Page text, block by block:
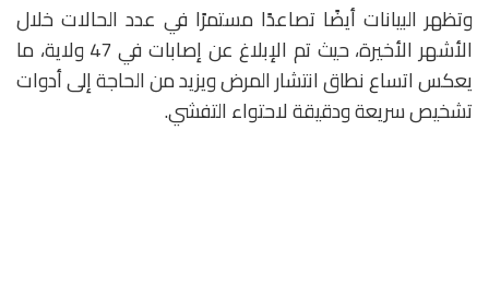
وتظهر البيانات أيضًا تصاعدًا مستمرًا في عدد الحالات خلال
الأشهر الأخيرة، حيث تم الإبلاغ عن إصابات في 47 ولاية، ما
يعكس اتساع نطاق انتشار المرض ويزيد من الحاجة إلى أدوات
تشخيص سريعة ودقيقة لاحتواء التفشي.